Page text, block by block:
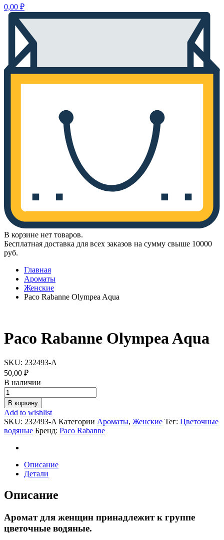
0,00 ₽
В корзине нет товаров.
Бесплатная доставка для всех заказов на сумму свыше 10000
руб.
Главная
Ароматы
Женские
Paco Rabanne Olympea Aqua
Paco Rabanne Olympea Aqua
SKU: 232493-A
50,00 ₽
В наличии
Paco
Rabanne
Olympea
Aqua
quantity
В корзину
Add to wishlist
SKU: 232493-A Категории Ароматы, Женские Тег: Цветочные
водяные Бренд: Paco Rabanne
Описание
Детали
Описание
Аромат для женщин принадлежит к группе
цветочные водяные.